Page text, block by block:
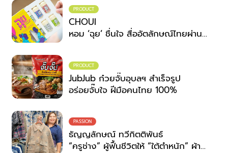
สวมพลังสร้างสรรค์ที่ไม่สิ้นสุด
PRODUCT
CHOUI
หอม ‘ฉุย’ ชื่นใจ สื่ออัตลักษณ์ไทยผ่าน
PRODUCT
JubJub ก๋วยจั๊บอุบลฯ สำเร็จรูป
อร่อยจั๊บใจ ฝีมือคนไทย 100%
PASSION
ธัญญลักษณ์ ทวีกิตติพันธ์
“ครูช่าง” ผู้ฟื้นชีวิตให้ “ใต้ตำหนัก” ผ้า